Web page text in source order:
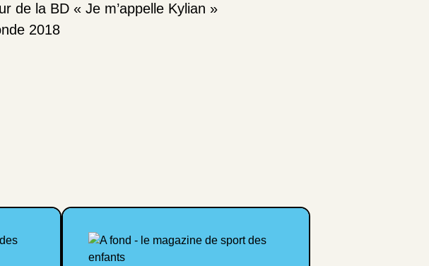
de la BD « Je m’appelle Kylian »
2018